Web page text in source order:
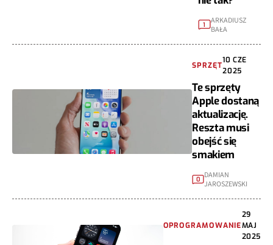
1
ARKADIUSZ
BAŁA
SPRZĘT
10 CZE
2025
Te sprzęty
Apple dostaną
aktualizację.
Reszta musi
obejść się
smakiem
0
DAMIAN
JAROSZEWSKI
OPROGRAMOWANIE
29
MAJ
2025